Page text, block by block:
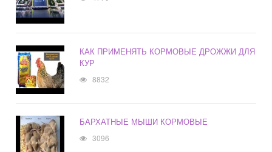
КАК ПРИМЕНЯТЬ КОРМОВЫЕ ДРОЖЖИ ДЛЯ
КУР
8832
БАРХАТНЫЕ МЫШИ КОРМОВЫЕ
3096